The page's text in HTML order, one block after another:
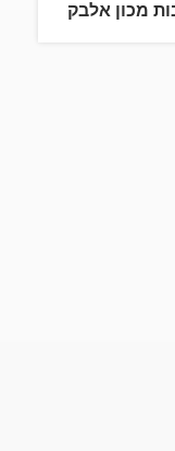
מכון אלבק